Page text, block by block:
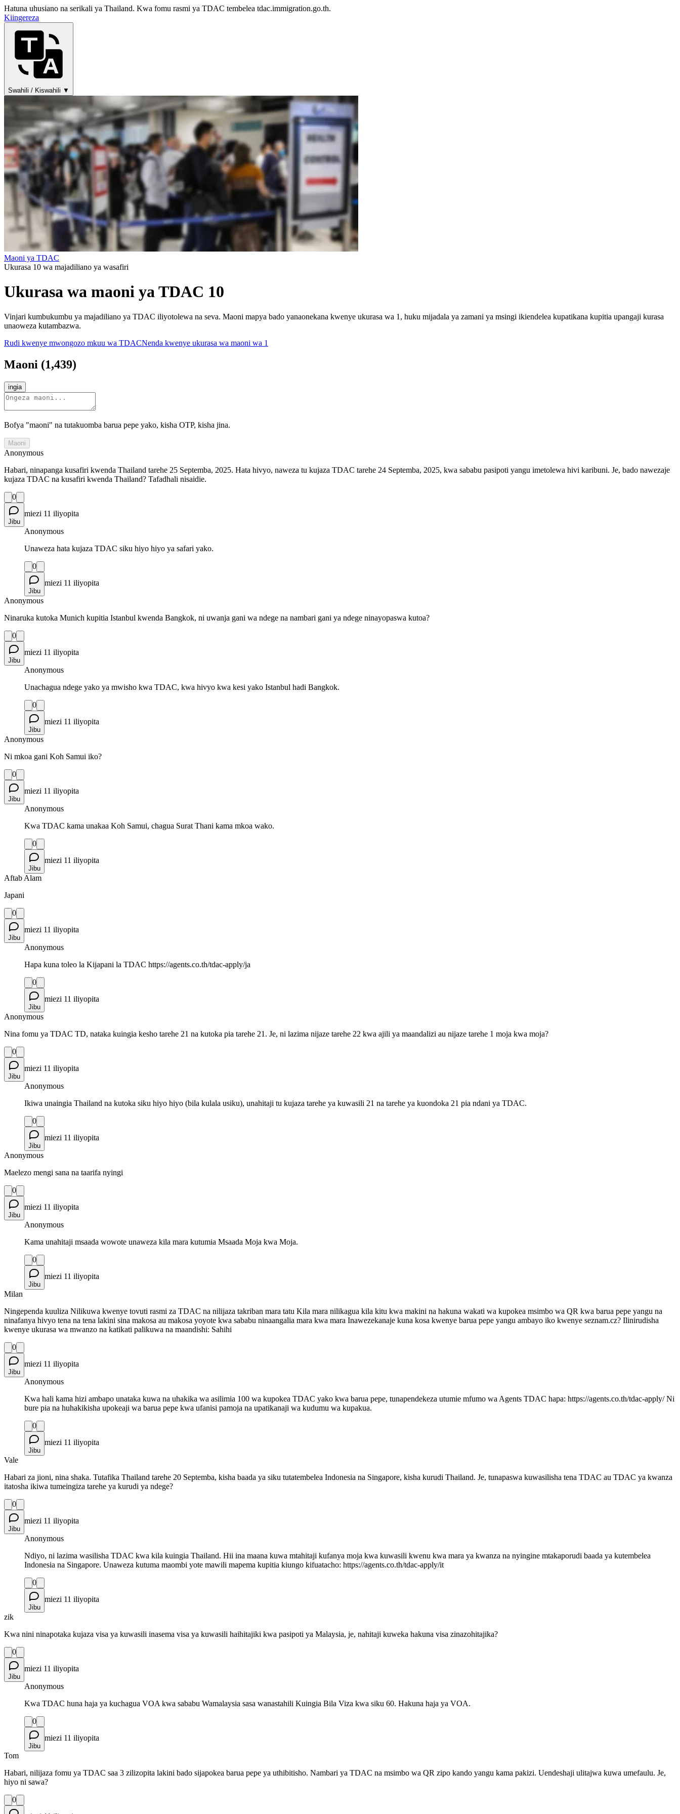
Hatuna uhusiano na serikali ya Thailand. Kwa fomu rasmi ya TDAC tembelea tdac.immigration.go.th.
Kiingereza
Swahili / Kiswahili ▼
Maoni ya TDAC
Ukurasa 10 wa majadiliano ya wasafiri
Ukurasa wa maoni ya TDAC 10
Vinjari kumbukumbu ya majadiliano ya TDAC iliyotolewa na seva. Maoni mapya bado yanaonekana kwenye ukurasa wa 1, huku mijadala ya zamani ya msingi ikiendelea kupatikana kupitia upangaji kurasa
unaoweza kutambazwa.
Rudi kwenye mwongozo mkuu wa TDACNenda kwenye ukurasa wa maoni wa 1
Maoni (1,439)
ingia
Bofya "maoni" na tutakuomba barua pepe yako, kisha OTP, kisha jina.
Maoni
Anonymous
Habari, ninapanga kusafiri kwenda Thailand tarehe 25 Septemba, 2025. Hata hivyo, naweza tu kujaza TDAC tarehe 24 Septemba, 2025, kwa sababu pasipoti yangu imetolewa hivi karibuni. Je, bado nawezaje
kujaza TDAC na kusafiri kwenda Thailand? Tafadhali nisaidie.
0
Jibu
miezi 11 iliyopita
Anonymous
Unaweza hata kujaza TDAC siku hiyo hiyo ya safari yako.
0
Jibu
miezi 11 iliyopita
Anonymous
Ninaruka kutoka Munich kupitia Istanbul kwenda Bangkok, ni uwanja gani wa ndege na nambari gani ya ndege ninayopaswa kutoa?
0
Jibu
miezi 11 iliyopita
Anonymous
Unachagua ndege yako ya mwisho kwa TDAC, kwa hivyo kwa kesi yako Istanbul hadi Bangkok.
0
Jibu
miezi 11 iliyopita
Anonymous
Ni mkoa gani Koh Samui iko?
0
Jibu
miezi 11 iliyopita
Anonymous
Kwa TDAC kama unakaa Koh Samui, chagua Surat Thani kama mkoa wako.
0
Jibu
miezi 11 iliyopita
Aftab Alam
Japani
0
Jibu
miezi 11 iliyopita
Anonymous
Hapa kuna toleo la Kijapani la TDAC https://agents.co.th/tdac-apply/ja
0
Jibu
miezi 11 iliyopita
Anonymous
Nina fomu ya TDAC TD, nataka kuingia kesho tarehe 21 na kutoka pia tarehe 21. Je, ni lazima nijaze tarehe 22 kwa ajili ya maandalizi au nijaze tarehe 1 moja kwa moja?
0
Jibu
miezi 11 iliyopita
Anonymous
Ikiwa unaingia Thailand na kutoka siku hiyo hiyo (bila kulala usiku), unahitaji tu kujaza tarehe ya kuwasili 21 na tarehe ya kuondoka 21 pia ndani ya TDAC.
0
Jibu
miezi 11 iliyopita
Anonymous
Maelezo mengi sana na taarifa nyingi
0
Jibu
miezi 11 iliyopita
Anonymous
Kama unahitaji msaada wowote unaweza kila mara kutumia Msaada Moja kwa Moja.
0
Jibu
miezi 11 iliyopita
Milan
Ningependa kuuliza Nilikuwa kwenye tovuti rasmi za TDAC na nilijaza takriban mara tatu Kila mara nilikagua kila kitu kwa makini na hakuna wakati wa kupokea msimbo wa QR kwa barua pepe yangu na
ninafanya hivyo tena na tena lakini sina makosa au makosa yoyote kwa sababu ninaangalia mara kwa mara Inawezekanaje kuna kosa kwenye barua pepe yangu ambayo iko kwenye seznam.cz? Ilinirudisha
kwenye ukurasa wa mwanzo na katikati palikuwa na maandishi: Sahihi
0
Jibu
miezi 11 iliyopita
Anonymous
Kwa hali kama hizi ambapo unataka kuwa na uhakika wa asilimia 100 wa kupokea TDAC yako kwa barua pepe, tunapendekeza utumie mfumo wa Agents TDAC hapa: https://agents.co.th/tdac-apply/ Ni
bure pia na huhakikisha upokeaji wa barua pepe kwa ufanisi pamoja na upatikanaji wa kudumu wa kupakua.
0
Jibu
miezi 11 iliyopita
Vale
Habari za jioni, nina shaka. Tutafika Thailand tarehe 20 Septemba, kisha baada ya siku tutatembelea Indonesia na Singapore, kisha kurudi Thailand. Je, tunapaswa kuwasilisha tena TDAC au TDAC ya kwanza
itatosha ikiwa tumeingiza tarehe ya kurudi ya ndege?
0
Jibu
miezi 11 iliyopita
Anonymous
Ndiyo, ni lazima wasilisha TDAC kwa kila kuingia Thailand. Hii ina maana kuwa mtahitaji kufanya moja kwa kuwasili kwenu kwa mara ya kwanza na nyingine mtakaporudi baada ya kutembelea
Indonesia na Singapore. Unaweza kutuma maombi yote mawili mapema kupitia kiungo kifuatacho: https://agents.co.th/tdac-apply/it
0
Jibu
miezi 11 iliyopita
zik
Kwa nini ninapotaka kujaza visa ya kuwasili inasema visa ya kuwasili haihitajiki kwa pasipoti ya Malaysia, je, nahitaji kuweka hakuna visa zinazohitajika?
0
Jibu
miezi 11 iliyopita
Anonymous
Kwa TDAC huna haja ya kuchagua VOA kwa sababu Wamalaysia sasa wanastahili Kuingia Bila Viza kwa siku 60. Hakuna haja ya VOA.
0
Jibu
miezi 11 iliyopita
Tom
Habari, nilijaza fomu ya TDAC saa 3 zilizopita lakini bado sijapokea barua pepe ya uthibitisho. Nambari ya TDAC na msimbo wa QR zipo kando yangu kama pakizi. Uendeshaji ulitajwa kuwa umefaulu. Je,
hiyo ni sawa?
0